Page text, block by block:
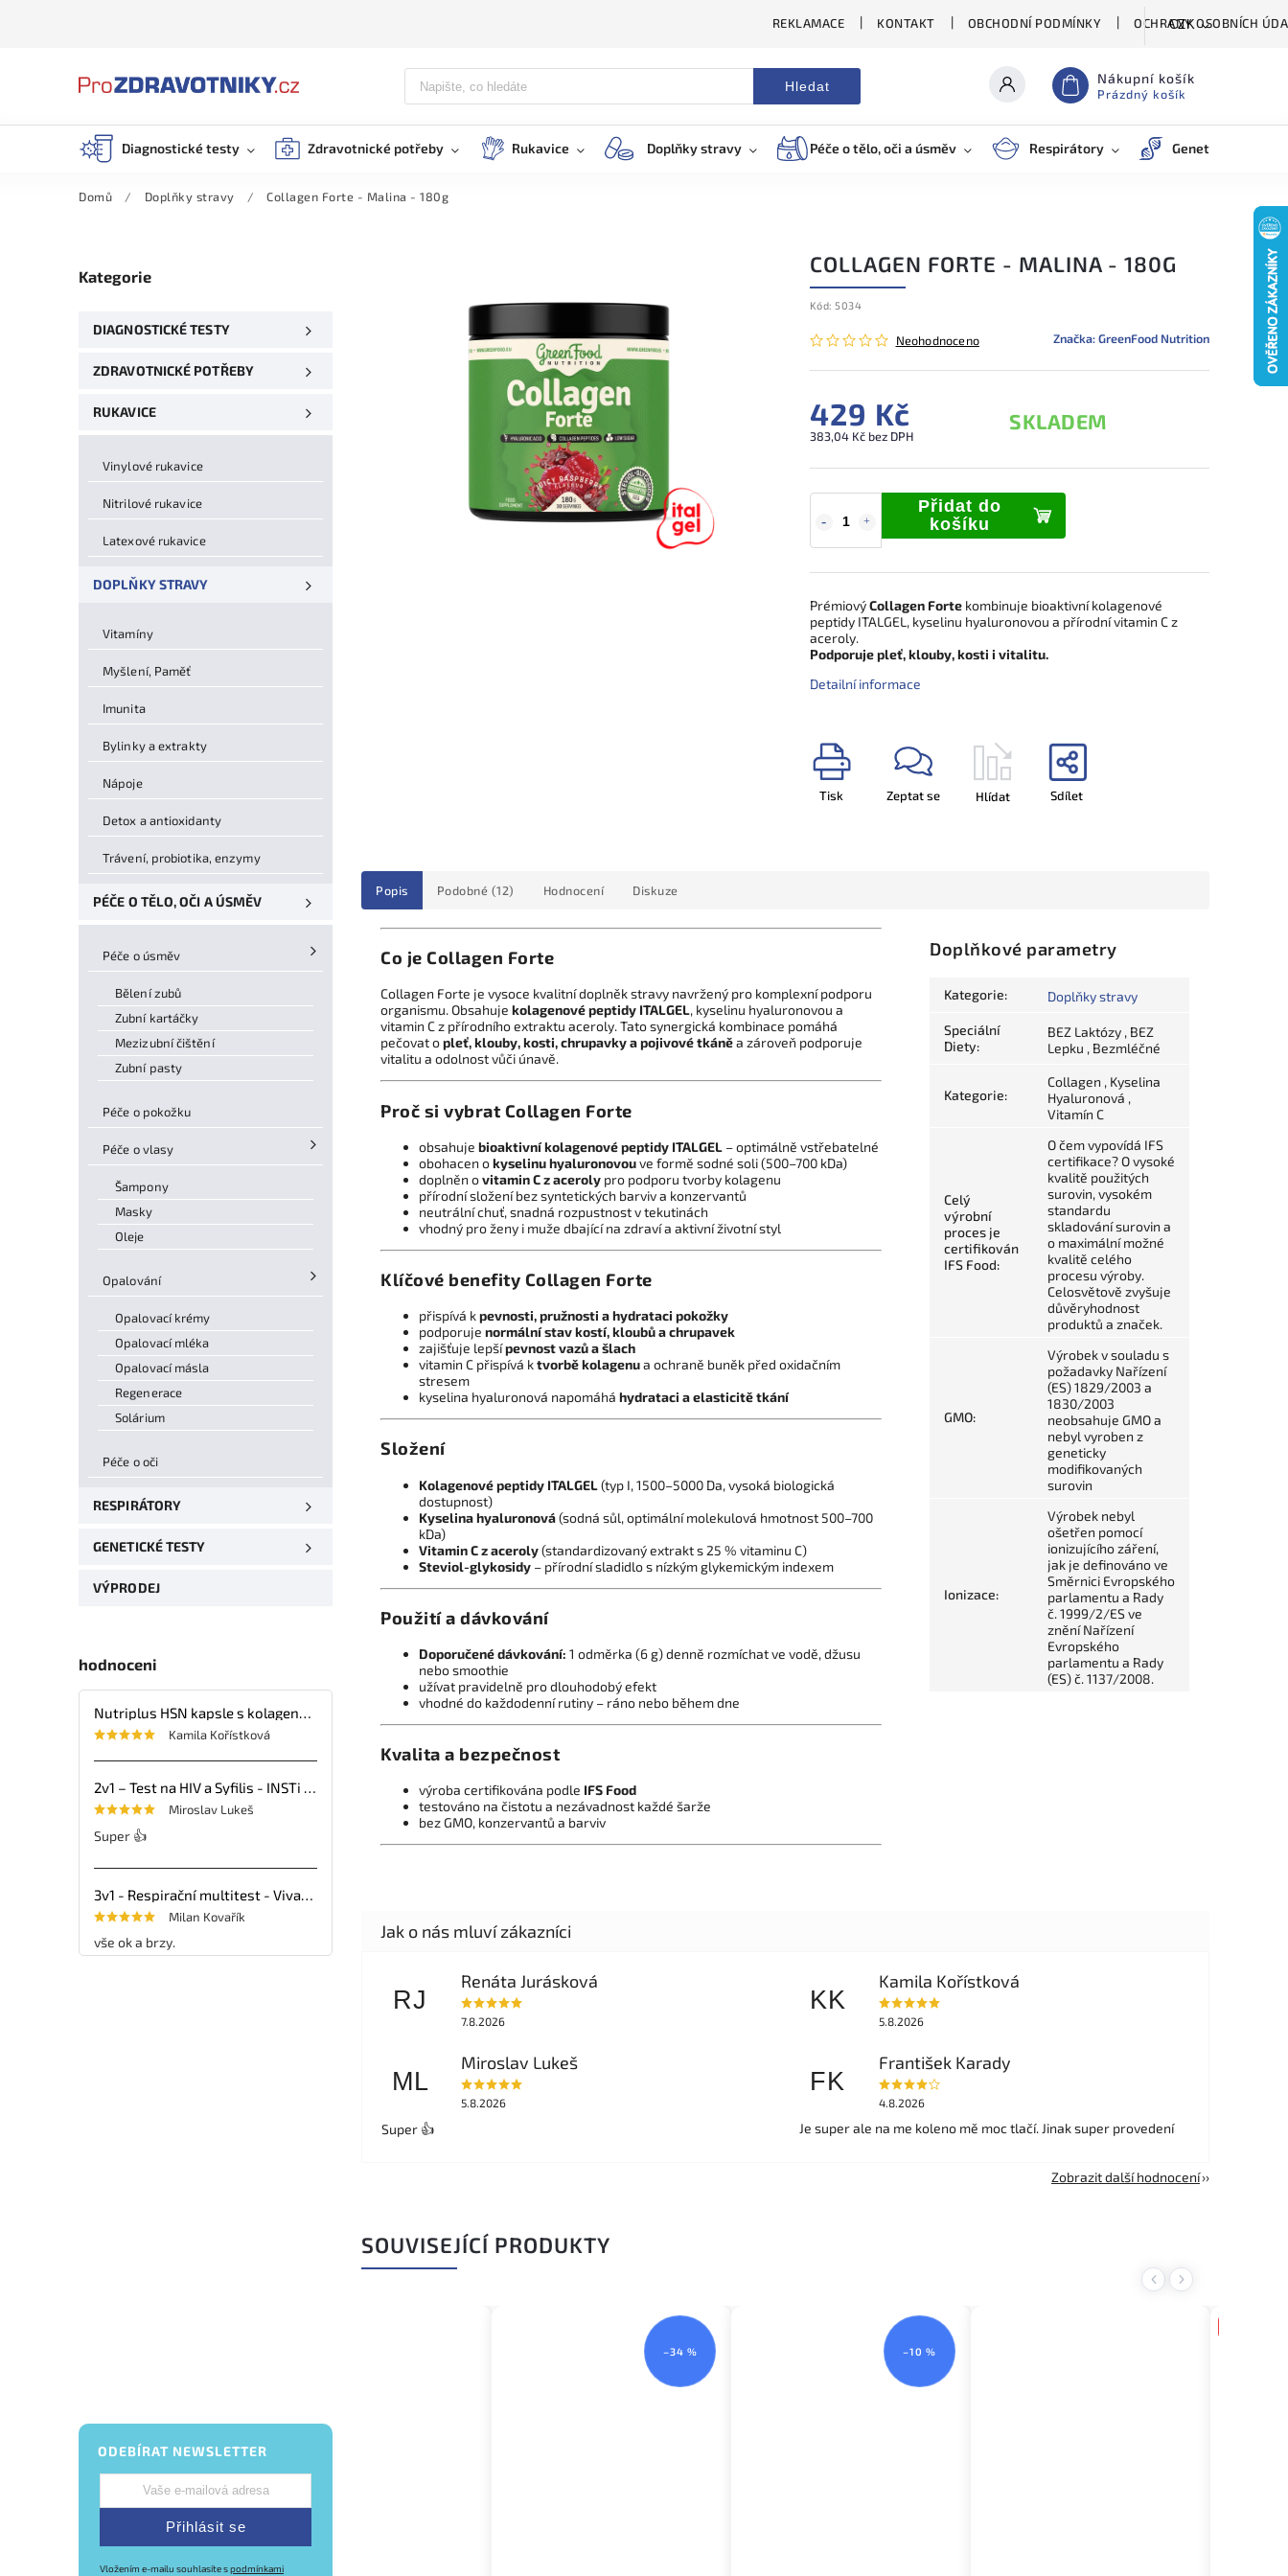
REKLAMACE KONTAKT OBCHODNÍ PODMÍNKY OCHRANY OSOBNÍCH
CZK
Hledat Nákupní košík
Prázdný košík
Diagnostické testy Zdravotnické potřeby Rukavice Doplňky stravy Péče o tělo, oči a úsměv Respirátory Genetické testy
Domů / Doplňky stravy / Collagen Forte - Malina - 180g
Kategorie
DIAGNOSTICKÉ TESTY
ZDRAVOTNICKÉ POTŘEBY
RUKAVICE
Vinylové rukavice
Nitrilové rukavice
Latexové rukavice
DOPLŇKY STRAVY
Vitamíny
Myšlení, Paměť
Imunita
Bylinky a extrakty
Nápoje
Detox a antioxidanty
Trávení, probiotika, enzymy
PÉČE O TĚLO, OČI A ÚSMĚV
Péče o úsměv
Bělení zubů
Zubní kartáčky
Mezizubní čištění
Zubní pasty
Péče o pokožku
Péče o vlasy
Šampony
Masky
Oleje
Opalování
Opalovací krémy
Opalovací mléka
Opalovací másla
Regenerace
Solárium
Péče o oči
RESPIRÁTORY
GENETICKÉ TESTY
VÝPRODEJ
hodnoceni
Kamila Kořístková
Miroslav Lukeš
Super 👍
Milan Kovařík
vše ok a brzy.
ODEBÍRAT NEWSLETTER
Přihlásit se
Vložením e-mailu souhlasíte spodmínkami
COLLAGEN FORTE - MALINA - 180G
Kód: 5034
Neohodnoceno Značka:GreenFood Nutrition
429 Kč
383,04 Kč bez DPH
SKLADEM
Přidat do
košíku
PrémiovýCollagen Fortekombinuje bioaktivní kolagenové
peptidy ITALGEL, kyselinu hyaluronovou a přírodní vitamin C z
aceroly.
Podporuje pleť, klouby, kosti i vitalitu.
Detailní informace
Tisk Zeptat se Hlídat Sdílet
Popis Podobné (12) Hodnocení Diskuze
Co je Collagen Forte
Collagen Forte je vysoce kvalitní doplněk stravy navržený pro komplexní podporu
organismu. Obsahuje kolagenové peptidy ITALGEL, kyselinu hyaluronovou a
vitamin C z přírodního extraktu aceroly. Tato synergická kombinace pomáhá
pečovat opleť, klouby, kosti, chrupavky a pojivové tkáněa zároveň podporuje
vitalitu a odolnost vůči únavě.
Proč si vybrat Collagen Forte
obsahuje bioaktivní kolagenové peptidy ITALGEL – optimálně vstřebatelné
obohacen okyselinu hyaluronovouve formě sodné soli (500–700 kDa)
doplněn ovitamin C z aceroly pro podporu tvorby kolagenu
přírodní složení bez syntetických barviv a konzervantů
neutrální chuť, snadná rozpustnost v tekutinách
vhodný pro ženy i muže dbající na zdraví a aktivní životní styl
Klíčové benefity Collagen Forte
přispívá kpevnosti, pružnosti a hydrataci pokožky
podporuje normální stav kostí, kloubů a chrupavek
zajišťuje lepšípevnost vazů a šlach
vitamin C přispívá ktvorbě kolagenua ochraně buněk před oxidačním
stresem
kyselina hyaluronová napomáhá hydrataci a elasticitě tkání
Složení
Kolagenové peptidy ITALGEL(typ I, 1500–5000 Da, vysoká biologická
dostupnost)
Kyselina hyaluronová(sodná sůl, optimální molekulová hmotnost 500–700
kDa)
Vitamin C z aceroly(standardizovaný extrakt s 25 % vitaminu C)
Steviol-glykosidy – přírodní sladidlo s nízkým glykemickým indexem
Použití a dávkování
Doporučené dávkování: 1 odměrka (6 g) denně rozmíchat ve vodě, džusu
nebo smoothie
užívat pravidelně pro dlouhodobý efekt
vhodné do každodenní rutiny – ráno nebo během dne
Kvalita a bezpečnost
výroba certifikována podle IFS Food
testováno na čistotu a nezávadnost každé šarže
bez GMO, konzervantů a barviv
Doplňkové parametry
Kategorie: Doplňky stravy
Speciální
Diety:
BEZ Laktózy , BEZ
Lepku , Bezmléčné
Kategorie:
Collagen , Kyselina
Hyaluronová ,
Vitamín C
Celý
výrobní
proces je
certifikován
IFS Food:
O čem vypovídá IFS
certifikace? O vysoké
kvalitě použitých
surovin, vysokém
standardu
skladování surovin a
o maximální možné
kvalitě celého
procesu výroby.
Celosvětově zvyšuje
důvěryhodnost
produktů a značek.
GMO:
Výrobek v souladu s
požadavky Nařízení
(ES) 1829/2003 a
1830/2003
neobsahuje GMO a
nebyl vyroben z
geneticky
modifikovaných
surovin
Ionizace:
Výrobek nebyl
ošetřen pomocí
ionizujícího záření,
jak je definováno ve
Směrnici Evropského
parlamentu a Rady
č. 1999/2/ES ve
znění Nařízení
Evropského
parlamentu a Rady
(ES) č. 1137/2008.
RJ
Renáta Jurásková
7.8.2026
KK
Kamila Kořístková
5.8.2026
ML
Miroslav Lukeš
5.8.2026
Super 👍
FK
František Karady
4.8.2026
Je super ale na me koleno mě moc tlačí. Jinak super provedení
Zobrazit další hodnocení
SOUVISEJÍCÍ PRODUKTY
Previous
–10 %
Novinka
Next